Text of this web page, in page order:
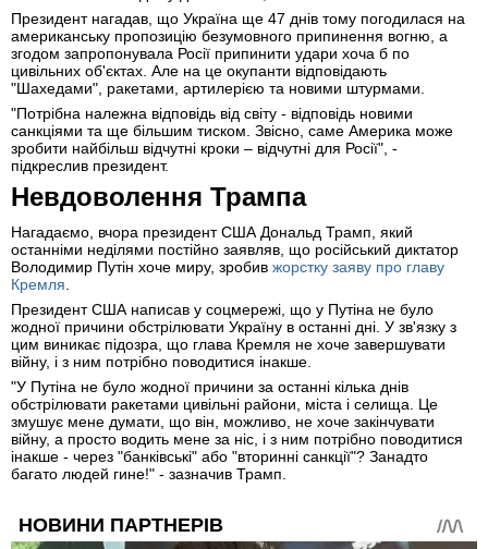
Президент нагадав, що Україна ще 47 днів тому погодилася на
американську пропозицію безумовного припинення вогню, а
згодом запропонувала Росії припинити удари хоча б по
цивільних об'єктах. Але на це окупанти відповідають
"Шахедами", ракетами, артилерією та новими штурмами.
"Потрібна належна відповідь від світу - відповідь новими
санкціями та ще більшим тиском. Звісно, саме Америка може
зробити найбільш відчутні кроки – відчутні для Росії", -
підкреслив президент.
Невдоволення Трампа
Нагадаємо, вчора президент США Дональд Трамп, який
останніми неділями постійно заявляв, що російський диктатор
Володимир Путін хоче миру, зробив жорстку заяву про главу
Кремля
Президент США написав у соцмережі, що у Путіна не було
жодної причини обстрілювати Україну в останні дні. У зв'язку з
цим виникає підозра, що глава Кремля не хоче завершувати
війну, і з ним потрібно поводитися інакше.
"У Путіна не було жодної причини за останні кілька днів
обстрілювати ракетами цивільні райони, міста і селища. Це
змушує мене думати, що він, можливо, не хоче закінчувати
війну, а просто водить мене за ніс, і з ним потрібно поводитися
інакше - через "банківські" або "вторинні санкції"? Занадто
багато людей гине!" - зазначив Трамп.